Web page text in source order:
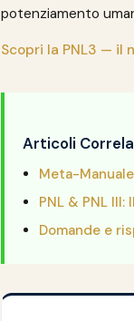
potenziamento
Scopri la PNL3 — il
Articoli
Meta-
PNL & PNL
Domande e